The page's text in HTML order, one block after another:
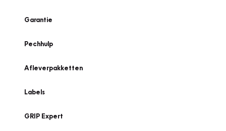
Garantie
Pechhulp
Afleverpakketten
Labels
GRIP Expert